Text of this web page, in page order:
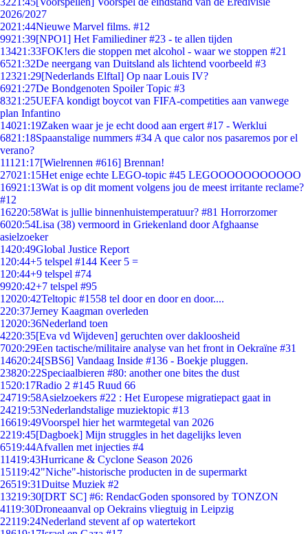
2026/2027
2021:44Nieuwe Marvel films. #12
9921:39[NPO1] Het Familiediner #23 - te allen tijden
13421:33FOK!ers die stoppen met alcohol - waar we stoppen #21
6521:32De neergang van Duitsland als lichtend voorbeeld #3
12321:29[Nederlands Elftal] Op naar Louis IV?
6921:27De Bondgenoten Spoiler Topic #3
8321:25UEFA kondigt boycot van FIFA-competities aan vanwege
plan Infantino
14021:19Zaken waar je je echt dood aan ergert #17 - Werklui
6821:18Spaanstalige nummers #34 A que calor nos pasaremos por el
verano?
111 21:17[Wielrennen #616] Brennan!
27021:15Het enige echte LEGO-topic #45 LEGOOOOOOOOOOO
16921:13Wat is op dit moment volgens jou de meest irritante reclame?
#12
16220:58Wat is jullie binnenhuistemperatuur? #81 Horrorzomer
6020:54Lisa (38) vermoord in Griekenland door Afghaanse
asielzoeker
1420:49Global Justice Report
1 20:44+5 telspel #144 Keer 5 =
1 20:44+9 telspel #74
9920:42+7 telspel #95
12020:42Teltopic #1558 tel door en door en door....
220:37Jerney Kaagman overleden
12020:36Nederland toen
4220:35[Eva vd Wijdeven] geruchten over dakloosheid
7020:29Een tactische/militaire analyse van het front in Oekraïne #31
14620:24[SBS6] Vandaag Inside #136 - Boekje pluggen.
23820:22Speciaalbieren #80: another one bites the dust
1520:17Radio 2 #145 Ruud 66
24719:58Asielzoekers #22 : Het Europese migratiepact gaat in
24219:53Nederlandstalige muziektopic #13
16619:49Voorspel hier het warmtegetal van 2026
2219:45[Dagboek] Mijn struggles in het dagelijks leven
6519:44Afvallen met injecties #4
11419:43Hurricane & Cyclone Season 2026
15119:42"Niche"-historische producten in de supermarkt
26519:31Duitse Muziek #2
13219:30[DRT SC] #6: RendacGoden sponsored by TONZON
4119:30Droneaanval op Oekrains vliegtuig in Leipzig
22119:24Nederland stevent af op watertekort